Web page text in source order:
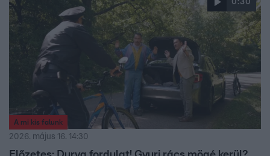
0:30
A mi kis falunk
2026. május 16. 14:30